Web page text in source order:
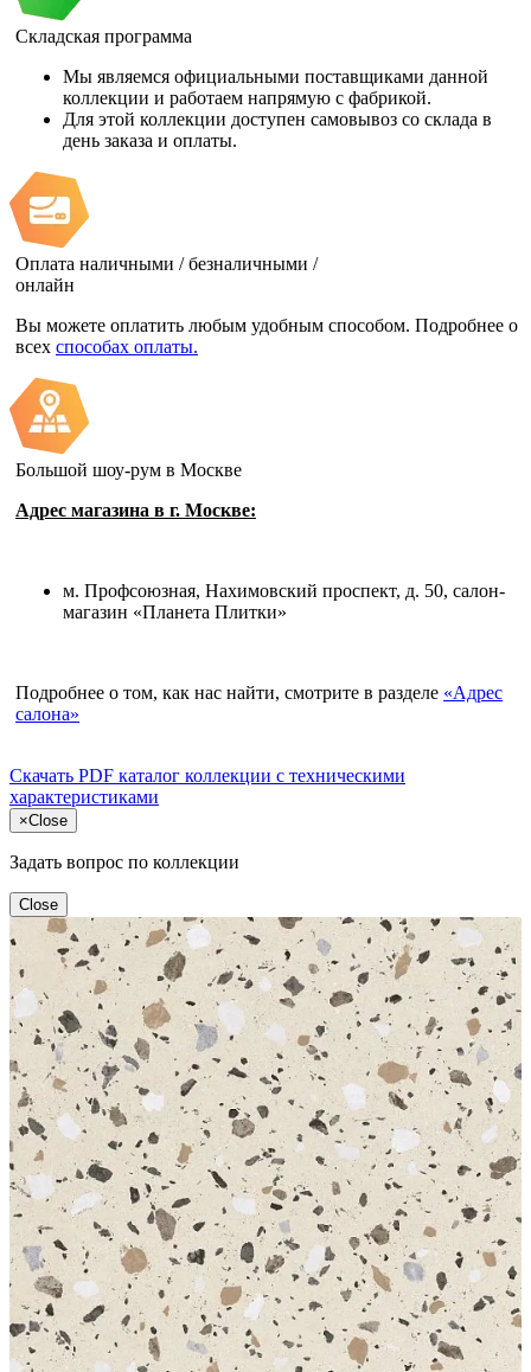
Складская программа
Мы являемся официальными поставщиками данной
коллекции и работаем напрямую с фабрикой.
Для этой коллекции доступен самовывоз со склада в
день заказа и оплаты.
Оплата наличными / безналичными /
онлайн
Вы можете оплатить любым удобным способом. Подробнее о
всех способах оплаты.
Большой шоу-рум в Москве
Адрес магазина в г. Москве:
м. Профсоюзная, Нахимовский проспект, д. 50, салон-
магазин «Планета Плитки»
Подробнее о том, как нас найти, смотрите в разделе «Адрес
салона»
Скачать PDF каталог коллекции с техническими
характеристиками
×Close
Задать вопрос по коллекции
Close